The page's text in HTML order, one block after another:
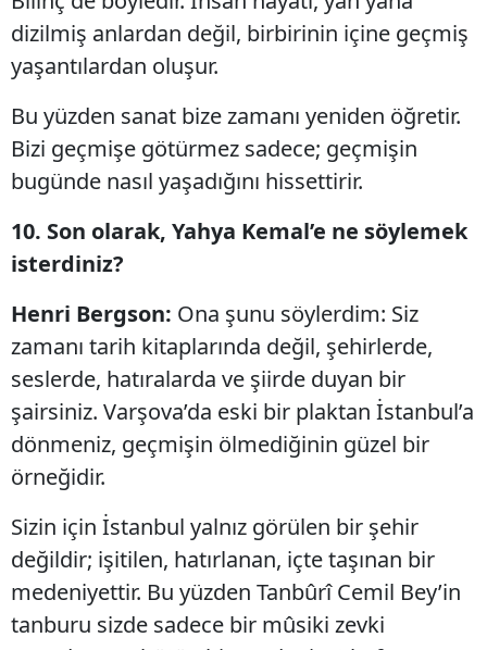
dizilmiş anlardan değil, birbirinin içine geçmiş
yaşantılardan oluşur.
Bu yüzden sanat bize zamanı yeniden öğretir.
Bizi geçmişe götürmez sadece; geçmişin
bugünde nasıl yaşadığını hissettirir.
10. Son olarak, Yahya Kemal’e ne söylemek
isterdiniz?
Henri Bergson: Ona şunu söylerdim: Siz
zamanı tarih kitaplarında değil, şehirlerde,
seslerde, hatıralarda ve şiirde duyan bir
şairsiniz. Varşova’da eski bir plaktan İstanbul’a
dönmeniz, geçmişin ölmediğinin güzel bir
örneğidir.
Sizin için İstanbul yalnız görülen bir şehir
değildir; işitilen, hatırlanan, içte taşınan bir
medeniyettir. Bu yüzden Tanbûrî Cemil Bey’in
tanburu sizde sadece bir mûsiki zevki